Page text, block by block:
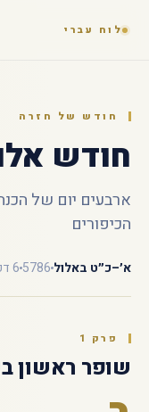
לוח עברי
חודש של חזרה
חודש
ארבעים יום של
הכיפורים
א׳–כ״ט באלול 5786 6 דק׳ קריאה
פרק 1
שופר ראשון